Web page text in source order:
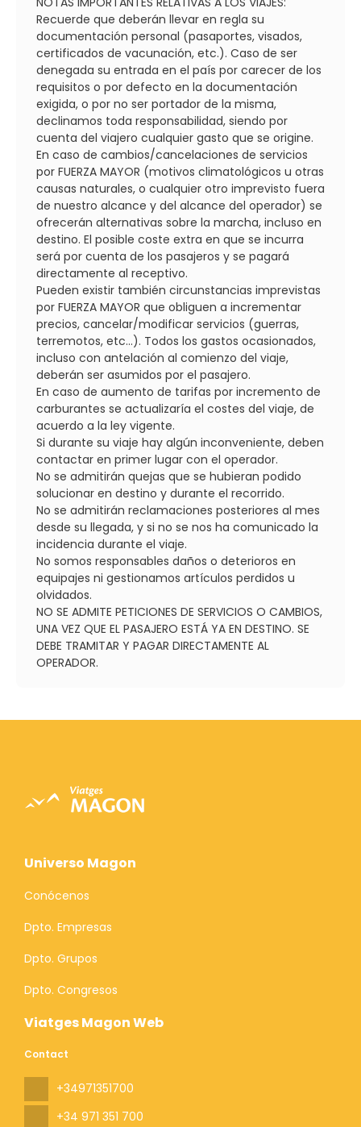
Recuerde que deberán llevar en regla su
documentación personal (pasaportes, visados,
certificados de vacunación, etc.). Caso de ser
denegada su entrada en el país por carecer de los
requisitos o por defecto en la documentación
exigida, o por no ser portador de la misma,
declinamos toda responsabilidad, siendo por
cuenta del viajero cualquier gasto que se origine.
En caso de cambios/cancelaciones de servicios
por FUERZA MAYOR (motivos climatológicos u otras
causas naturales, o cualquier otro imprevisto fuera
de nuestro alcance y del alcance del operador) se
ofrecerán alternativas sobre la marcha, incluso en
destino. El posible coste extra en que se incurra
será por cuenta de los pasajeros y se pagará
directamente al receptivo.
Pueden existir también circunstancias imprevistas
por FUERZA MAYOR que obliguen a incrementar
precios, cancelar/modificar servicios (guerras,
terremotos, etc...). Todos los gastos ocasionados,
incluso con antelación al comienzo del viaje,
deberán ser asumidos por el pasajero.
En caso de aumento de tarifas por incremento de
carburantes se actualizaría el costes del viaje, de
acuerdo a la ley vigente.
Si durante su viaje hay algún inconveniente, deben
contactar en primer lugar con el operador.
No se admitirán quejas que se hubieran podido
solucionar en destino y durante el recorrido.
No se admitirán reclamaciones posteriores al mes
desde su llegada, y si no se nos ha comunicado la
incidencia durante el viaje.
No somos responsables daños o deterioros en
equipajes ni gestionamos artículos perdidos u
olvidados.
NO SE ADMITE PETICIONES DE SERVICIOS O CAMBIOS,
UNA VEZ QUE EL PASAJERO ESTÁ YA EN DESTINO. SE
DEBE TRAMITAR Y PAGAR DIRECTAMENTE AL
OPERADOR.
Viatges Magon Web
Contact
+34971351700
+34 971 351 700
Universo Magon
Conócenos
Dpto. Empresas
Dpto. Grupos
Dpto. Congresos